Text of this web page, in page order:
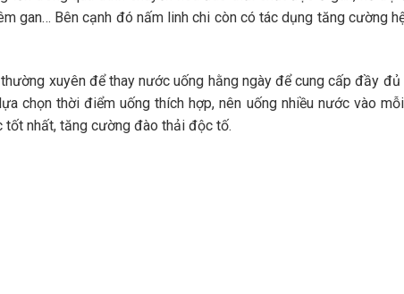
gan… Bên cạnh đó nấm linh chi còn có tác dụng tăng cường
xuyên để thay nước uống hằng ngày để cung cấp đầy
chọn thời điểm uống thích hợp, nên uống nhiều nước vào
nhất, tăng cường đào thải độc tố.